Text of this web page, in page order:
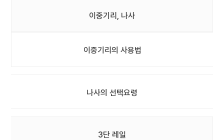
이중기리, 나사
이중기리의 사용법
나사의 선택요령
3단 레일